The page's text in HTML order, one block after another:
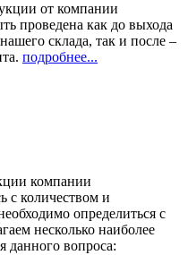
от компании
проведена как до выхода
склада, так и после –
подробнее...
компании
с количеством и
определиться с
несколько наиболее
данного вопроса: